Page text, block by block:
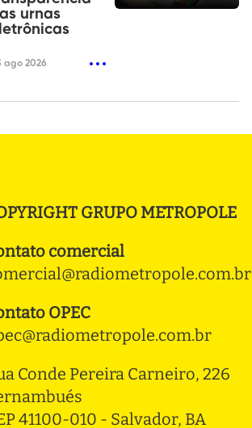
urnas
ago 2026
GRUPO METROPOLE
comercial
OPEC
Conde Pereira Carneiro, 226
41100-010 - Salvador, BA